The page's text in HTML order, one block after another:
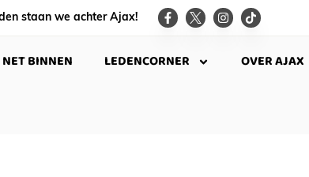
staan we achter Ajax!
NET BINNEN LEDENCORNER OVER AJAX